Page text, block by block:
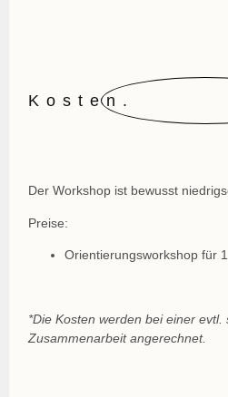
Kosten.
Der Workshop ist bewusst
Preise:
Orientierungsworkshop für
*Die Kosten werden bei einer evtl.
Zusammenarbeit angerechnet.